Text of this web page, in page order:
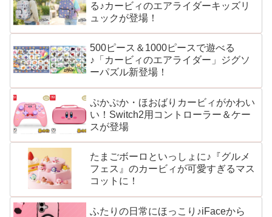
る♪カービィのエアライダーキッズリ
ュックが登場！
500ピース＆1000ピースで遊べる
♪「カービィのエアライダー」ジグソ
ーパズル新登場！
ぷかぷか・ほおばりカービィがかわい
い！Switch2用コントローラー＆ケー
スが登場
たまごボーロといっしょに♪『グルメ
フェス』のカービィが可愛すぎるマス
コットに！
ふたりの日常にほっこり♪iFaceから